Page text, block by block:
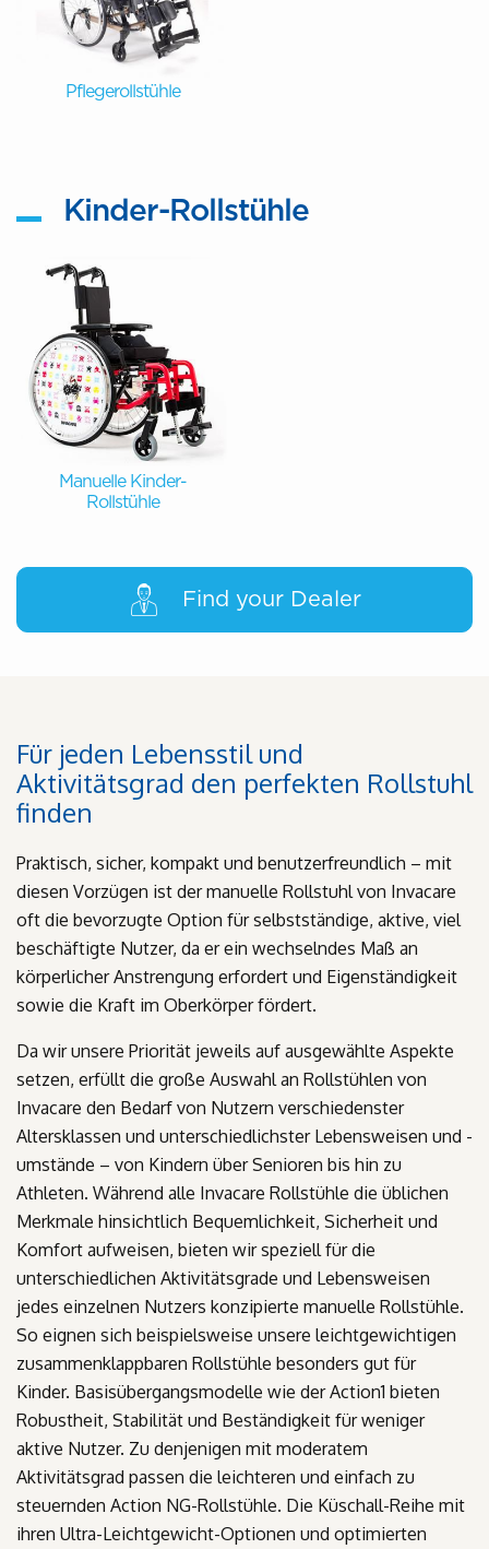
Pflegerollstühle
Kinder-Rollstühle
Manuelle Kinder-
Rollstühle
Find your Dealer
Für jeden Lebensstil und
Aktivitätsgrad den perfekten Rollstuhl
finden
Praktisch, sicher, kompakt und benutzerfreundlich – mit
diesen Vorzügen ist der manuelle Rollstuhl von Invacare
oft die bevorzugte Option für selbstständige, aktive, viel
beschäftigte Nutzer, da er ein wechselndes Maß an
körperlicher Anstrengung erfordert und Eigenständigkeit
sowie die Kraft im Oberkörper fördert.
Da wir unsere Priorität jeweils auf ausgewählte Aspekte
setzen, erfüllt die große Auswahl an Rollstühlen von
Invacare den Bedarf von Nutzern verschiedenster
Altersklassen und unterschiedlichster Lebensweisen und -
umstände – von Kindern über Senioren bis hin zu
Athleten. Während alle Invacare Rollstühle die üblichen
Merkmale hinsichtlich Bequemlichkeit, Sicherheit und
Komfort aufweisen, bieten wir speziell für die
unterschiedlichen Aktivitätsgrade und Lebensweisen
jedes einzelnen Nutzers konzipierte manuelle Rollstühle.
So eignen sich beispielsweise unsere leichtgewichtigen
zusammenklappbaren Rollstühle besonders gut für
Kinder. Basisübergangsmodelle wie der Action1 bieten
Robustheit, Stabilität und Beständigkeit für weniger
aktive Nutzer. Zu denjenigen mit moderatem
Aktivitätsgrad passen die leichteren und einfach zu
steuernden Action NG-Rollstühle. Die Küschall-Reihe mit
ihren Ultra-Leichtgewicht-Optionen und optimierten